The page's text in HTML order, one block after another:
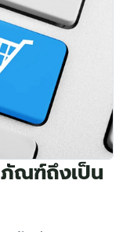
ณฑ์ถึงเป็น